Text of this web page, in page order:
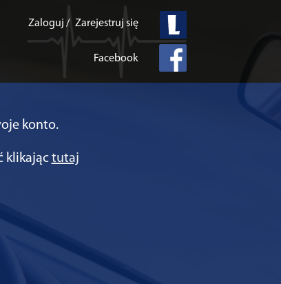
Zaloguj / Zarejestruj się
Facebook
konto.
klikając tutaj